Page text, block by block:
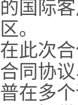
的国际
区。
在此次
合同协
普在多